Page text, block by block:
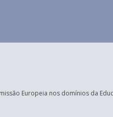
Europeia nos domínios da